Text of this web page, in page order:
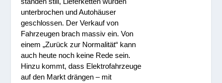
unterbrochen und Autohäuser
geschlossen. Der Verkauf von
Fahrzeugen brach massiv ein. Von
einem „Zurück zur Normalität“ kann
auch heute noch keine Rede sein.
Hinzu kommt, dass Elektrofahrzeuge
auf den Markt drängen – mit